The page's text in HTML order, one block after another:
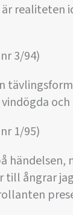
realiteten
3/94)
vindögda
1/95)
ångrar